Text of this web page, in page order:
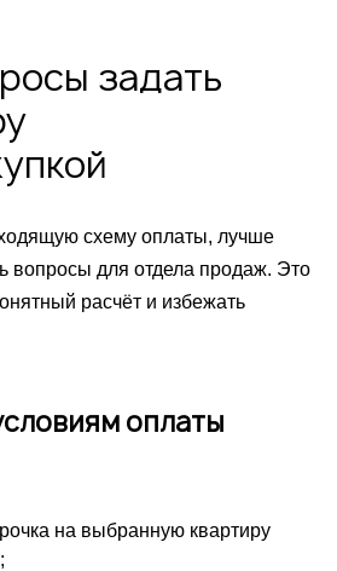
задать
схему оплаты, лучше
вопросы для отдела продаж. Это
расчёт и избежать
оплаты
на выбранную квартиру